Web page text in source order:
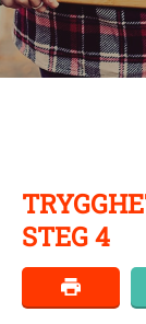
STEG 4